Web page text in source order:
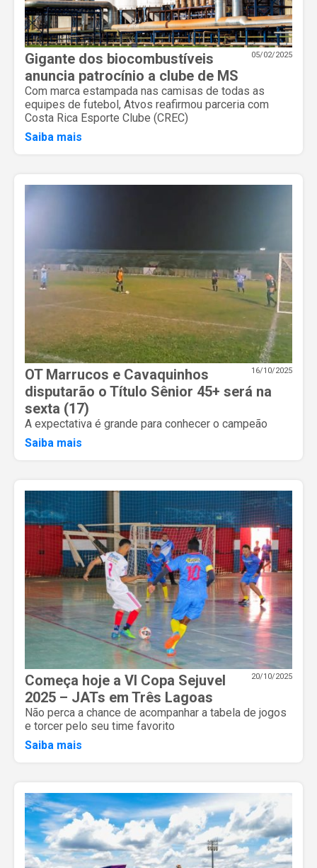
05/02/2025
Gigante dos biocombustíveis
anuncia patrocínio a clube de MS
Com marca estampada nas camisas de todas as
equipes de futebol, Atvos reafirmou parceria com
Costa Rica Esporte Clube (CREC)
Saiba mais
16/10/2025
OT Marrucos e Cavaquinhos
disputarão o Título Sênior 45+ será na
sexta (17)
A expectativa é grande para conhecer o campeão
Saiba mais
20/10/2025
Começa hoje a VI Copa Sejuvel
2025 – JATs em Três Lagoas
Não perca a chance de acompanhar a tabela de jogos
e torcer pelo seu time favorito
Saiba mais